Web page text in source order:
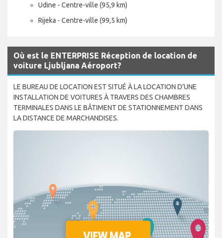
Udine - Centre-ville (95,9 km)
Rijeka - Centre-ville (99,5 km)
Où est le ENTERPRISE Réception de location de
voiture Ljubljana Aéroport?
LE BUREAU DE LOCATION EST SITUÉ À LA LOCATION D'UNE
INSTALLATION DE VOITURES À TRAVERS DES CHAMBRES
TERMINALES DANS LE BÂTIMENT DE STATIONNEMENT DANS
LA DISTANCE DE MARCHANDISES.